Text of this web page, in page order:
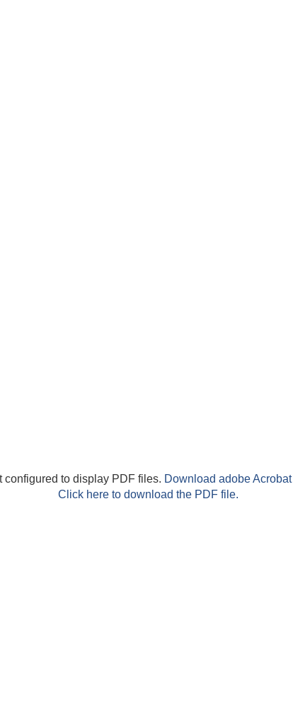
configured to display PDF files. Download adobe Acrobat
Click here to download the PDF file.